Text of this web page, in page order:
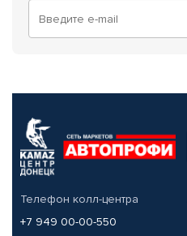
Телефон колл-центра
+7 949 00-00-550